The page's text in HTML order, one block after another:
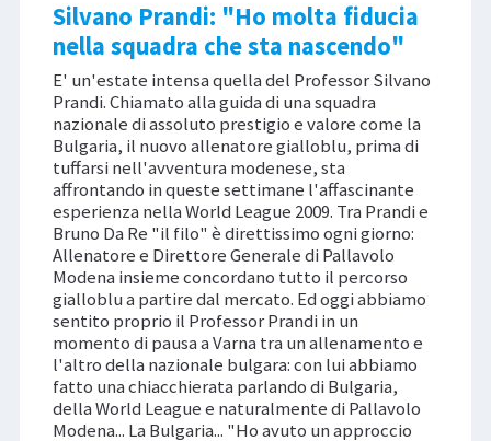
Silvano Prandi: "Ho molta fiducia
nella squadra che sta nascendo"
E' un'estate intensa quella del Professor Silvano
Prandi. Chiamato alla guida di una squadra
nazionale di assoluto prestigio e valore come la
Bulgaria, il nuovo allenatore gialloblu, prima di
tuffarsi nell'avventura modenese, sta
affrontando in queste settimane l'affascinante
esperienza nella World League 2009. Tra Prandi e
Bruno Da Re "il filo" è direttissimo ogni giorno:
Allenatore e Direttore Generale di Pallavolo
Modena insieme concordano tutto il percorso
gialloblu a partire dal mercato. Ed oggi abbiamo
sentito proprio il Professor Prandi in un
momento di pausa a Varna tra un allenamento e
l'altro della nazionale bulgara: con lui abbiamo
fatto una chiacchierata parlando di Bulgaria,
della World League e naturalmente di Pallavolo
Modena... La Bulgaria... "Ho avuto un approccio